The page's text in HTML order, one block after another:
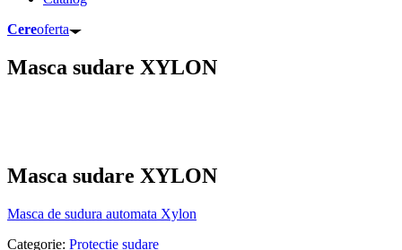
Cereoferta
Masca sudare XYLON
Masca sudare XYLON
Masca de sudura automata Xylon
Categorie: Protectie sudare